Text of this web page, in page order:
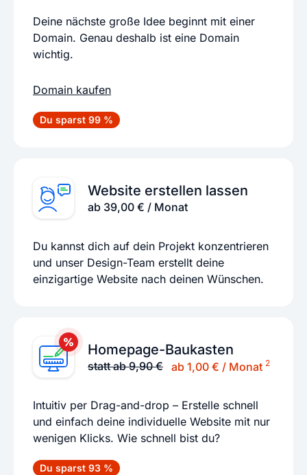
Deine nächste große Idee beginnt mit einer
Domain. Genau deshalb ist eine Domain
wichtig.
Domain kaufen
Du sparst 99 %
Website erstellen lassen
ab 39,00 € / Monat
Du kannst dich auf dein Projekt konzentrieren
und unser Design-Team erstellt deine
einzigartige Website nach deinen Wünschen.
Homepage-Baukasten
statt ab 9,90 € ab 1,00 € / Monat 2
Intuitiv per Drag-and-drop – Erstelle schnell
und einfach deine individuelle Website mit nur
wenigen Klicks. Wie schnell bist du?
Du sparst 93 %